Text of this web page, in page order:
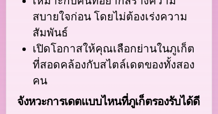
สบายใจก่อน โดยไม่ต้องเร่งความ
สัมพันธ์
เปิดโอกาสให้คุณเลือกย่านในภูเก็ต
ที่สอดคล้องกับสไตล์เดตของทั้งสอง
คน
จังหวะการเดตแบบไหนที่ภูเก็ตรองรับได้ดี